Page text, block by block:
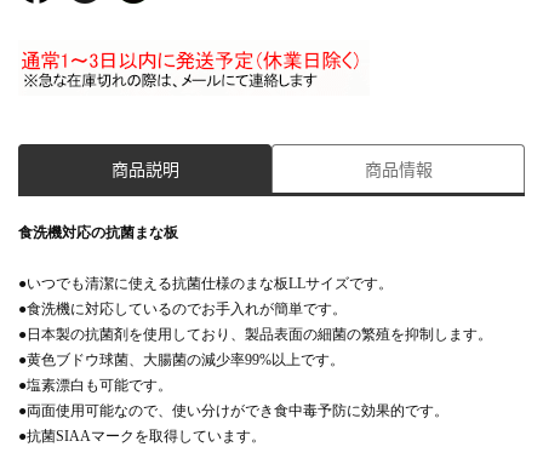
商品説明 商品情報
食洗機対応の抗菌まな板
●いつでも清潔に使える抗菌仕様のまな板LLサイズです。
●食洗機に対応しているのでお手入れが簡単です。
●日本製の抗菌剤を使用しており、製品表面の細菌の繁殖を抑制します。
●黄色ブドウ球菌、大腸菌の減少率99%以上です。
●塩素漂白も可能です。
●両面使用可能なので、使い分けができ食中毒予防に効果的です。
●抗菌SIAAマークを取得しています。